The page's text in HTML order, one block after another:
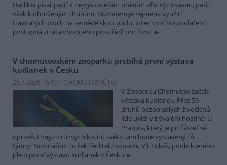
Hadilov písař patří k nejvýraznějším ptákům afrických savan, patří
však k ohroženým druhům. Důvodem je zejména využití
travnatých ploch na zemědělskou půdu, intenzivní hospodaření i
postupná ztráta vhodného prostředí pro život.
V chomutovském zooparku probíhá první výstava
kudlanek v Česku
26.7.2026 15:19 | CHOMUTOV (ČTK)
V Zooparku Chomutov začala
výstava kudlanek. Přes 50
druhů bezobratlých živočichů
lidé uvidí v bývalém hostinci U
Pratura, který je po částečné
opravě. Hmyz z různých koutů světa tam bude vystavený tři
týdny. Novinářům to řekl ředitel zooparku Vít Lukáš, podle kterého
jde o první výstavu kudlanek v Česku.